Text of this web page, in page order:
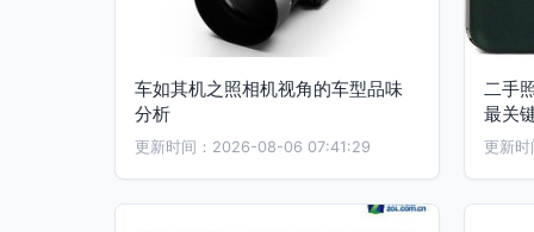
车如其机之照相机视角的车型品味
分析
更新时间：2026-08-06 07:41:29
二手
最关
更新